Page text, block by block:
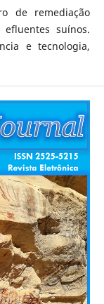
de remediação
suínos.
e tecnologia,